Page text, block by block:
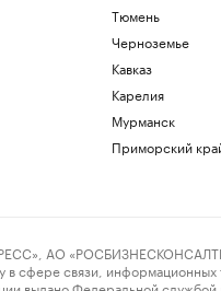
Тюмень
Черноземье
Кавказ
Карелия
Мурманск
Приморский
АО
в сфере связи,